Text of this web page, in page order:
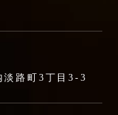
淡路町3丁目3-3